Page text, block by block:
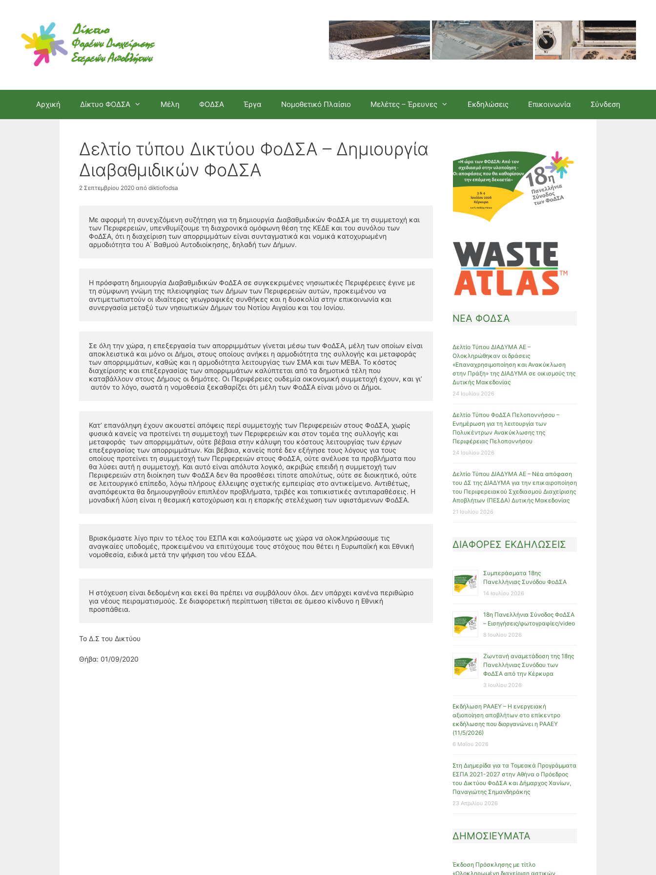
περιεχόμενο
Αρχική Δίκτυο ΦΟΔΣΑ Μέλη ΦΟΔΣΑ Έργα Νομοθετικό Πλαίσιο Μελέτες – Έρευνες Εκδηλώσεις Επικοινωνία Σύνδεση
Δελτίο τύπου Δικτύου ΦοΔΣΑ – Δημιουργία
Διαβαθμιδικών ΦοΔΣΑ
2 Σεπτεμβρίου 2020 από diktiofodsa
Με αφορμή τη συνεχιζόμενη συζήτηση για τη δημιουργία Διαβαθμιδικών ΦοΔΣΑ με τη συμμετοχή και
των Περιφερειών, υπενθυμίζουμε τη διαχρονικά ομόφωνη θέση της ΚΕΔΕ και του συνόλου των
ΦοΔΣΑ, ότι η διαχείριση των απορριμμάτων είναι συνταγματικά και νομικά κατοχυρωμένη
αρμοδιότητα του Α΄ Βαθμού Αυτοδιοίκησης, δηλαδή των Δήμων.
Η πρόσφατη δημιουργία Διαβαθμιδικών ΦοΔΣΑ σε συγκεκριμένες νησιωτικές Περιφέρειες έγινε με
τη σύμφωνη γνώμη της πλειοψηφίας των Δήμων των Περιφερειών αυτών, προκειμένου να
αντιμετωπιστούν οι ιδιαίτερες γεωγραφικές συνθήκες και η δυσκολία στην επικοινωνία και
συνεργασία μεταξύ των νησιωτικών Δήμων του Νοτίου Αιγαίου και του Ιονίου.
Σε όλη την χώρα, η επεξεργασία των απορριμμάτων γίνεται μέσω των ΦοΔΣΑ, μέλη των οποίων είναι
αποκλειστικά και μόνο οι Δήμοι, στους οποίους ανήκει η αρμοδιότητα της συλλογής και μεταφοράς
των απορριμμάτων, καθώς και η αρμοδιότητα λειτουργίας των ΣΜΑ και των ΜΕΒΑ. Το κόστος
διαχείρισης και επεξεργασίας των απορριμμάτων καλύπτεται από τα δημοτικά τέλη που
καταβάλλουν στους Δήμους οι δημότες. Οι Περιφέρειες ουδεμία οικονομική συμμετοχή έχουν, και γι’
αυτόν το λόγο, σωστά η νομοθεσία ξεκαθαρίζει ότι μέλη των ΦοΔΣΑ είναι μόνο οι Δήμοι.
Κατ’ επανάληψη έχουν ακουστεί απόψεις περί συμμετοχής των Περιφερειών στους ΦοΔΣΑ, χωρίς
φυσικά κανείς να προτείνει τη συμμετοχή των Περιφερειών και στον τομέα της συλλογής και
μεταφοράς  των απορριμμάτων, ούτε βέβαια στην κάλυψη του κόστους λειτουργίας των έργων
επεξεργασίας των απορριμμάτων. Και βέβαια, κανείς ποτέ δεν εξήγησε τους λόγους για τους
οποίους προτείνει τη συμμετοχή των Περιφερειών στους ΦοΔΣΑ, ούτε ανέλυσε τα προβλήματα που
θα λύσει αυτή η συμμετοχή. Και αυτό είναι απόλυτα λογικό, ακριβώς επειδή η συμμετοχή των
Περιφερειών στη διοίκηση των ΦοΔΣΑ δεν θα προσθέσει τίποτε απολύτως, ούτε σε διοικητικό, ούτε
σε λειτουργικό επίπεδο, λόγω πλήρους έλλειψης σχετικής εμπειρίας στο αντικείμενο. Αντιθέτως,
αναπόφευκτα θα δημιουργηθούν επιπλέον προβλήματα, τριβές και τοπικιστικές αντιπαραθέσεις. Η
μοναδική λύση είναι η θεσμική κατοχύρωση και η επαρκής στελέχωση των υφιστάμενων ΦοΔΣΑ.
Βρισκόμαστε λίγο πριν το τέλος του ΕΣΠΑ και καλούμαστε ως χώρα να ολοκληρώσουμε τις
αναγκαίες υποδομές, προκειμένου να επιτύχουμε τους στόχους που θέτει η Ευρωπαϊκή και Εθνική
νομοθεσία, ειδικά μετά την ψήφιση του νέου ΕΣΔΑ.
Η στόχευση είναι δεδομένη και εκεί θα πρέπει να συμβάλουν όλοι. Δεν υπάρχει κανένα περιθώριο
για νέους πειραματισμούς. Σε διαφορετική περίπτωση τίθεται σε άμεσο κίνδυνο η Εθνική
προσπάθεια.
Το Δ.Σ του Δικτύου
Θήβα: 01/09/2020
ΝΕΑ ΦΟΔΣΑ
Δελτίο Τύπου ΔΙΑΔΥΜΑ ΑΕ –
Ολοκληρώθηκαν οι δράσεις
«Επαναχρησιμοποίηση και Ανακύκλωση
στην Πράξη» της ΔΙΑΔΥΜΑ σε οικισμούς της
Δυτικής Μακεδονίας
24 Ιουλίου 2026
Δελτίο Τύπου ΦοΔΣΑ Πελοποννήσου –
Ενημέρωση για τη λειτουργία των
Πολυκέντρων Ανακύκλωσης της
Περιφέρειας Πελοποννήσου
24 Ιουλίου 2026
Δελτίο Τύπου ΔΙΑΔΥΜΑ ΑΕ – Νέα απόφαση
του ΔΣ της ΔΙΑΔΥΜΑ για την επικαιροποίηση
του Περιφερειακού Σχεδιασμού Διαχείρισης
Αποβλήτων (ΠΕΣΔΑ) Δυτικής Μακεδονίας
21 Ιουλίου 2026
ΔΙΑΦΟΡΕΣ ΕΚΔΗΛΩΣΕΙΣ
Συμπεράσματα 18ης
Πανελλήνιας Συνόδου ΦοΔΣΑ
14 Ιουλίου 2026
18η Πανελλήνια Σύνοδος ΦοΔΣΑ
– Εισηγήσεις/φωτογραφίες/video
8 Ιουλίου 2026
Ζωντανή αναμετάδοση της 18ης
Πανελλήνιας Συνόδου των
ΦοΔΣΑ από την Κέρκυρα
3 Ιουλίου 2026
Εκδήλωση ΡΑΑΕΥ – Η ενεργειακή
αξιοποίηση αποβλήτων στο επίκεντρο
εκδήλωσης που διοργανώνει η ΡΑΑΕΥ
(11/5/2026)
6 Μαΐου 2026
Στη Διημερίδα για τα Τομεακά Προγράμματα
ΕΣΠΑ 2021-2027 στην Αθήνα ο Πρόεδρος
του Δικτύου ΦοΔΣΑ και Δήμαρχος Χανίων,
Παναγιώτης Σημανδηράκης
23 Απριλίου 2026
ΔΗΜΟΣΙΕΥΜΑΤΑ
Έκδοση Πρόσκλησης με τίτλο
«Ολοκληρωμένη διαχείριση αστικών